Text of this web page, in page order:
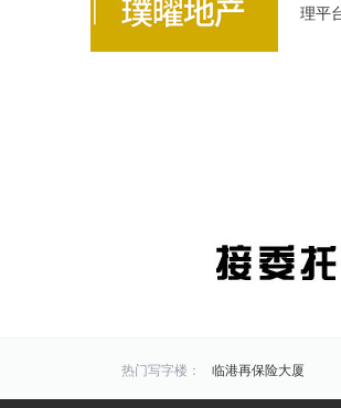
理平
热门写字楼： 临港再保险大厦
海洋科技广场